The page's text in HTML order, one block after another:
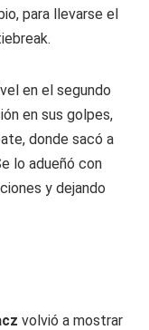
para llevarse el
en el segundo
en sus golpes,
donde sacó a
lo adueñó con
y dejando
volvió a mostrar